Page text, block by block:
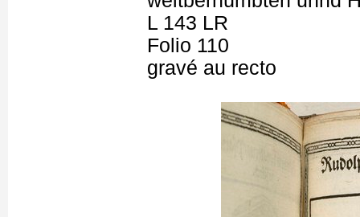
L 143 LR
Folio 110
gravé au recto